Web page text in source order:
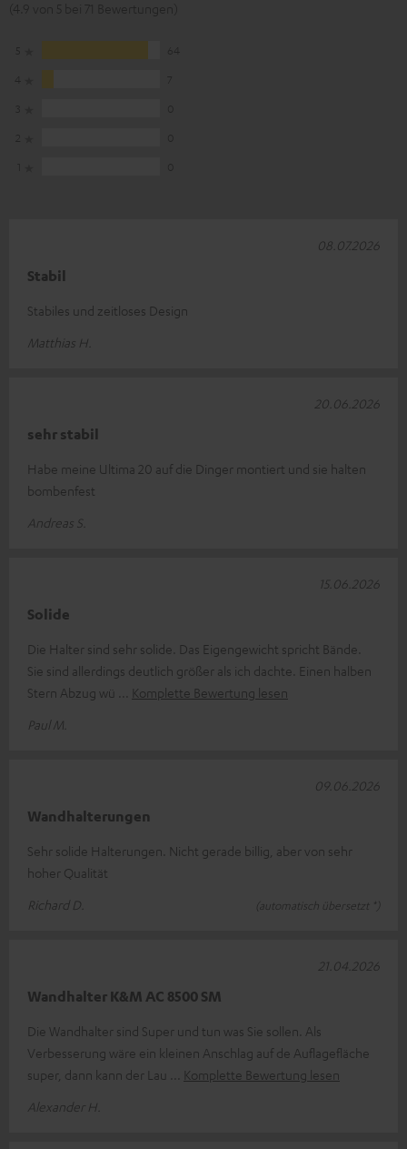
Stabil
Stabiles und zeitloses Design
Matthias H.
08.07.2026
sehr stabil
Habe meine Ultima 20 auf die Dinger montiert und sie halten
bombenfest
Andreas S.
20.06.2026
Solide
Die Halter sind sehr solide. Das Eigengewicht spricht Bände.
Sie sind allerdings deutlich größer als ich dachte. Einen halben
Stern Abzug wü
Komplette Bewertung lesen
Paul M.
15.06.2026
Wandhalterungen
Sehr solide Halterungen. Nicht gerade billig, aber von sehr
hoher Qualität
Richard D.
(automatisch übersetzt *)
09.06.2026
Wandhalter K&M AC 8500 SM
Die Wandhalter sind Super und tun was Sie sollen. Als
Verbesserung wäre ein kleinen Anschlag auf de Auflagefläche
super, dann kann der Lau
Komplette Bewertung lesen
Alexander H.
21.04.2026